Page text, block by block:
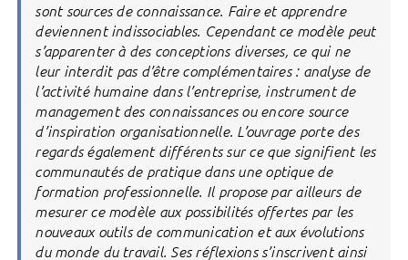
sont sources de connaissance. Faire et apprendre
deviennent indissociables. Cependant ce modèle peut
s’apparenter à des conceptions diverses, ce qui ne
leur interdit pas d’être complémentaires : analyse de
l’activité humaine dans l’entreprise, instrument de
management des connaissances ou encore source
d’inspiration organisationnelle. L’ouvrage porte des
regards également différents sur ce que signifient les
communautés de pratique dans une optique de
formation professionnelle. Il propose par ailleurs de
mesurer ce modèle aux possibilités offertes par les
nouveaux outils de communication et aux évolutions
du monde du travail. Ses réflexions s’inscrivent ainsi